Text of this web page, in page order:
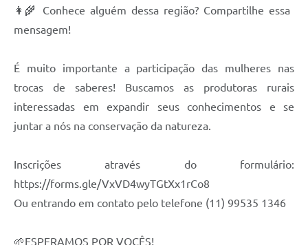
👩‍🌾 Conhece alguém dessa região? Compartilhe essa
mensagem!
É muito importante a participação das mulheres nas
trocas de saberes! Buscamos as produtoras rurais
interessadas em expandir seus conhecimentos e se
juntar a nós na conservação da natureza.
Inscrições através do formulário:
https://forms.gle/VxVD4wyTGtXx1rCo8
Ou entrando em contato pelo telefone (11) 99535 1346
🌱ESPERAMOS POR VOCÊS!